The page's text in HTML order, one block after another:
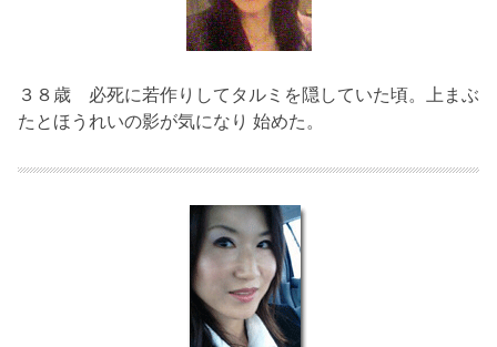
３８歳 必死に若作りしてタルミを隠していた頃。上まぶ
たとほうれいの影が気になり 始めた。